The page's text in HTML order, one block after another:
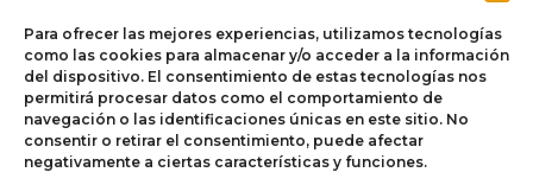
Para ofrecer las mejores experiencias, utilizamos tecnologías
como las cookies para almacenar y/o acceder a la información
del dispositivo. El consentimiento de estas tecnologías nos
permitirá procesar datos como el comportamiento de
navegación o las identificaciones únicas en este sitio. No
consentir o retirar el consentimiento, puede afectar
negativamente a ciertas características y funciones.